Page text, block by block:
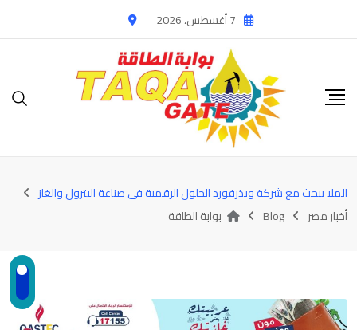
to
7 أغسطس، 2026
الملا يبحث مع شركة ويذرفورد الحلول الرقمية فى صناعة البترول والغاز
أخبار مصر
Blog بوابة الطاقة